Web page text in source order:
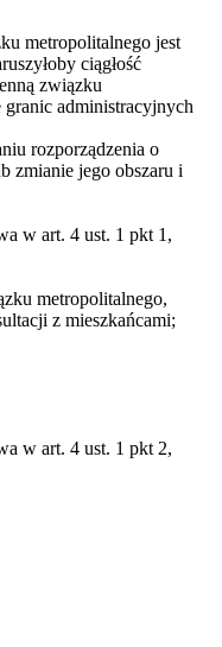
metropolitalnego jest
ciągłość
związku
granic administracyjnych
rozporządzenia o
zmianie jego obszaru i
w art. 4 ust. 1 pkt 1,
metropolitalnego,
z mieszkańcami;
w art. 4 ust. 1 pkt 2,